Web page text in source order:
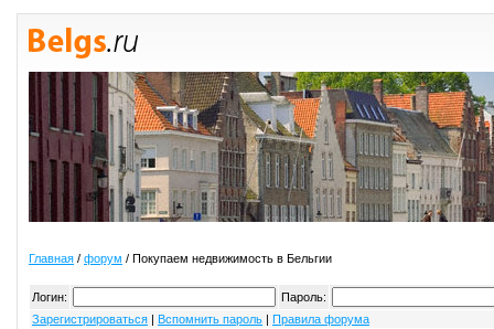
Главная / форум / Покупаем недвижимость в Бельгии
Логин:
Пароль:
Зарегистрироваться | Вспомнить пароль | Правила форума